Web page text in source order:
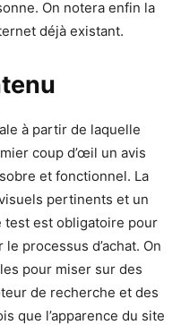
On notera enfin la
déjà existant.
à partir de laquelle
coup d’œil un avis
et fonctionnel. La
pertinents et un
test est obligatoire pour
processus d’achat. On
pour miser sur des
de recherche et des
que l’apparence du site